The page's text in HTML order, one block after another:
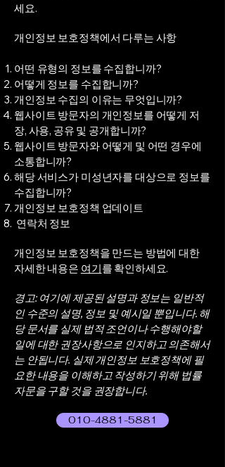
세요.
개인정보 보호정책에서 다루는 사항
어떤 유형의 정보를 수집합니까?
어떻게 정보를 수집합니까?
개인정보 수집의 이유는 무엇입니까?
웹사이트 방문자의 개인정보를 어떻게 저
장, 사용, 공유 및 공개합니까?
웹사이트 방문자와 어떻게 및 어떤 경우에
소통합니까?
해당 서비스가 미성년자를 대상으로 정보를
수집합니까?
개인정보 보호정책 업데이트
연락처 정보
개인정보 보호정책을 만드는 방법에 대한
자세한 내용은 여기를 확인하세요.
경고: 여기에 제공된 설명과 정보는 일반적
인 수준의 설명, 정보 및 예시일 뿐입니다. 해
당 문서를 실제 법적 조언이나 수행해야할
일에 대한 권장사항으로 인지하고 의존해서
는 안됩니다. 실제 개인정보 보호정책에 필
요한 내용을 이해하고 작성하기 위해 법률
자문을 구할 것을 권장합니다.
010-4881-5881